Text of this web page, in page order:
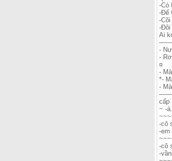
-Có
-Để
-Cõi
-Đôi
Ai
-
-
¤
-
*-
-
cấp
~ -
-cô
-em
-cô
-